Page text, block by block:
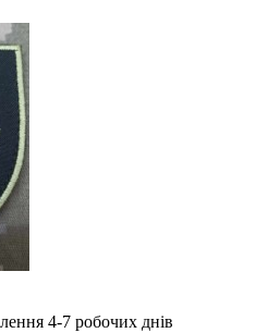
4-7 робочих днів